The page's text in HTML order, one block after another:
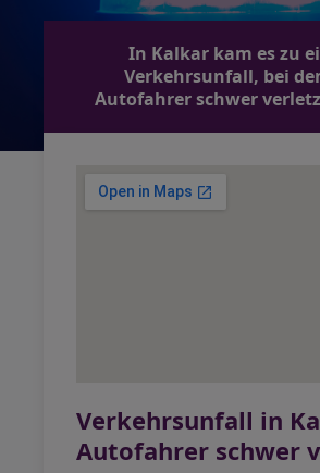
In Kalkar kam es zu
Verkehrsunfall, bei
Autofahrer schwer
Verkehrsunfall in
Autofahrer schwer